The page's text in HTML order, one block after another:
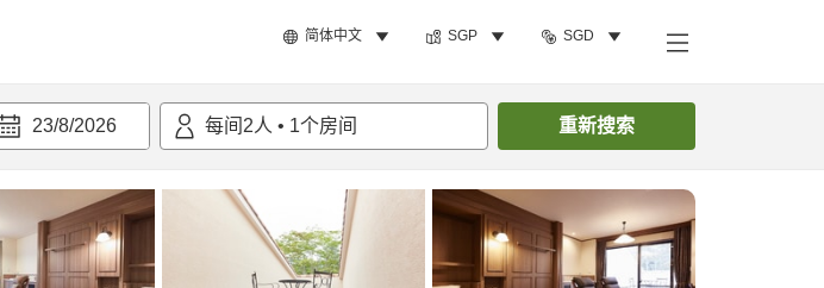
简体中文 SGP SGD
23/8/2026 每间 2人 • 1个房间 重新搜索
搜索客房